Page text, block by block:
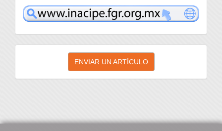
inacipe
Enviar
artículo
ENVIAR UN ARTÍCULO